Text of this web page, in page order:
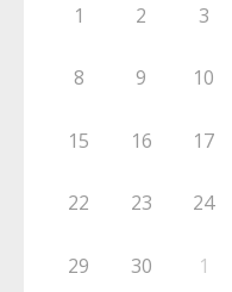
1 2 3
8 9 10
15 16 17
22 23 24
29 30 1